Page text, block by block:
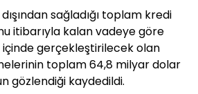
sağladığı toplam kredi
itibarıyla kalan vadeye göre
içinde gerçekleştirilecek olan
toplam 64,8 milyar dolar
gözlendiği kaydedildi.